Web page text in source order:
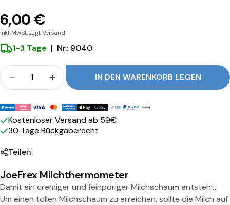
T
h
e
r
m
o
m
t
e
r
6,00 €
inkl. MwSt. zzgl. Versand
1-3 Tage | Nr.: 9040
Menge
Menge für JoeFrex - Milchschaum
Menge für JoeFrex - Milchschaum
IN DEN WARENKORB LEGEN
Zahlungsmethoden
Kostenloser Versand ab 59€
30 Tage Rückgaberecht
Teilen
JoeFrex Milchthermometer
Damit ein cremiger und feinporiger Milchschaum entsteht.
Um einen tollen Milchschaum zu erreichen, sollte die Milch auf